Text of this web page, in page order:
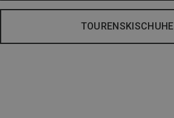
TOURENSKISCHUHE